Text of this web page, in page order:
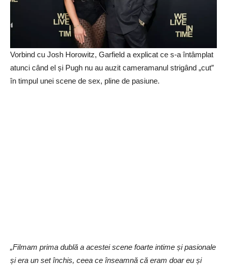
Vorbind cu Josh Horowitz, Garfield a explicat ce s-a întâmplat
atunci când el și Pugh nu au auzit cameramanul strigând „cut”
în timpul unei scene de sex, pline de pasiune.
„Filmam prima dublă a acestei scene foarte intime și pasionale
și era un set închis, ceea ce înseamnă că eram doar eu și